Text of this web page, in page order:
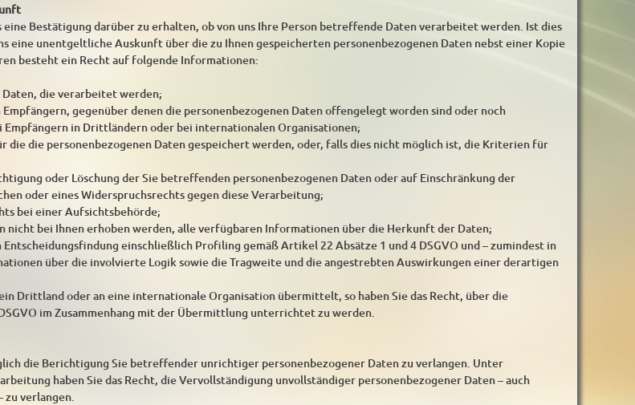
eine Bestätigung darüber zu erhalten, ob von uns Ihre Person betreffende Daten verarbeitet werden. Ist dies
eine unentgeltliche Auskunft über die zu Ihnen gespeicherten personenbezogenen Daten nebst einer Kopie
besteht ein Recht auf folgende Informationen:
die verarbeitet werden;
gegenüber denen die personenbezogenen Daten offengelegt worden sind oder noch
in Drittländern oder bei internationalen Organisationen;
die die personenbezogenen Daten gespeichert werden, oder, falls dies nicht möglich ist, die Kriterien für
oder Löschung der Sie betreffenden personenbezogenen Daten oder auf Einschränkung der
oder eines Widerspruchsrechts gegen diese Verarbeitung;
bei einer Aufsichtsbehörde;
nicht bei Ihnen erhoben werden, alle verfügbaren Informationen über die Herkunft der Daten;
einschließlich Profiling gemäß Artikel 22 Absätze 1 und 4 DSGVO und – zumindest in
über die involvierte Logik sowie die Tragweite und die angestrebten Auswirkungen einer derartigen
Drittland oder an eine internationale Organisation übermittelt, so haben Sie das Recht, über die
im Zusammenhang mit der Übermittlung unterrichtet zu werden.
die Berichtigung Sie betreffender unrichtiger personenbezogener Daten zu verlangen. Unter
haben Sie das Recht, die Vervollständigung unvollständiger personenbezogener Daten – auch
zu verlangen.